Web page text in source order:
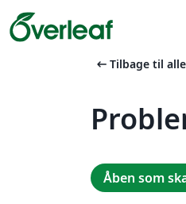
arrow_left_alt Tilbage til
Åben som